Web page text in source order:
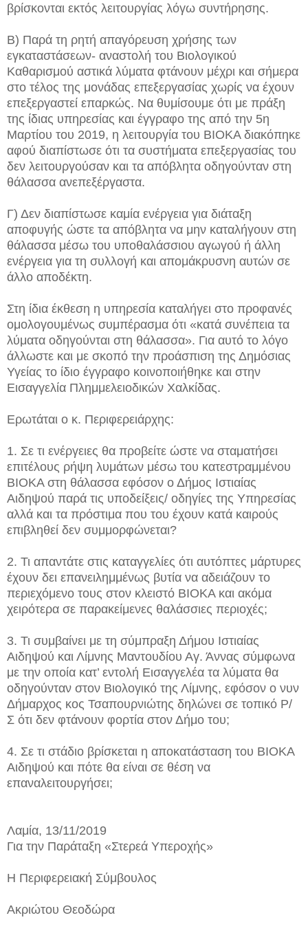
βρίσκονται εκτός λειτουργίας λόγω συντήρησης.
Β) Παρά τη ρητή απαγόρευση χρήσης των
εγκαταστάσεων- αναστολή του Βιολογικού
Καθαρισμού αστικά λύματα φτάνουν μέχρι και σήμερα
στο τέλος της μονάδας επεξεργασίας χωρίς να έχουν
επεξεργαστεί επαρκώς. Να θυμίσουμε ότι με πράξη
της ίδιας υπηρεσίας και έγγραφο της από την 5η
Μαρτίου του 2019, η λειτουργία του ΒΙΟΚΑ διακόπηκε
αφού διαπίστωσε ότι τα συστήματα επεξεργασίας του
δεν λειτουργούσαν και τα απόβλητα οδηγούνταν στη
θάλασσα ανεπεξέργαστα.
Γ) Δεν διαπίστωσε καμία ενέργεια για διάταξη
αποφυγής ώστε τα απόβλητα να μην καταλήγουν στη
θάλασσα μέσω του υποθαλάσσιου αγωγού ή άλλη
ενέργεια για τη συλλογή και απομάκρυσνη αυτών σε
άλλο αποδέκτη.
Στη ίδια έκθεση η υπηρεσία καταλήγει στο προφανές
ομολογουμένως συμπέρασμα ότι «κατά συνέπεια τα
λύματα οδηγούνται στη θάλασσα». Για αυτό το λόγο
άλλωστε και με σκοπό την προάσπιση της Δημόσιας
Υγείας το ίδιο έγγραφο κοινοποιήθηκε και στην
Εισαγγελία Πλημμελειοδικών Χαλκίδας.
Ερωτάται ο κ. Περιφερειάρχης:
1. Σε τι ενέργειες θα προβείτε ώστε να σταματήσει
επιτέλους ρήψη λυμάτων μέσω του κατεστραμμένου
ΒΙΟΚΑ στη θάλασσα εφόσον ο Δήμος Ιστιαίας
Αιδηψού παρά τις υποδείξεις/ οδηγίες της Υπηρεσίας
αλλά και τα πρόστιμα που του έχουν κατά καιρούς
επιβληθεί δεν συμμορφώνεται?
2. Τι απαντάτε στις καταγγελίες ότι αυτόπτες μάρτυρες
έχουν δει επανειλημμένως βυτία να αδειάζουν το
περιεχόμενο τους στον κλειστό ΒΙΟΚΑ και ακόμα
χειρότερα σε παρακείμενες θαλάσσιες περιοχές;
3. Τι συμβαίνει με τη σύμπραξη Δήμου Ιστιαίας
Αιδηψού και Λίμνης Μαντουδίου Αγ. Άννας σύμφωνα
με την οποία κατ’ εντολή Εισαγγελέα τα λύματα θα
οδηγούνταν στον Βιολογικό της Λίμνης, εφόσον ο νυν
Δήμαρχος κος Τσαπουρνιώτης δηλώνει σε τοπικό Ρ/
Σ ότι δεν φτάνουν φορτία στον Δήμο του;
4. Σε τι στάδιο βρίσκεται η αποκατάσταση του ΒΙΟΚΑ
Αιδηψού και πότε θα είναι σε θέση να
επαναλειτουργήσει;
Λαμία, 13/11/2019
Για την Παράταξη «Στερεά Υπεροχής»
Η Περιφερειακή Σύμβουλος
Ακριώτου Θεοδώρα